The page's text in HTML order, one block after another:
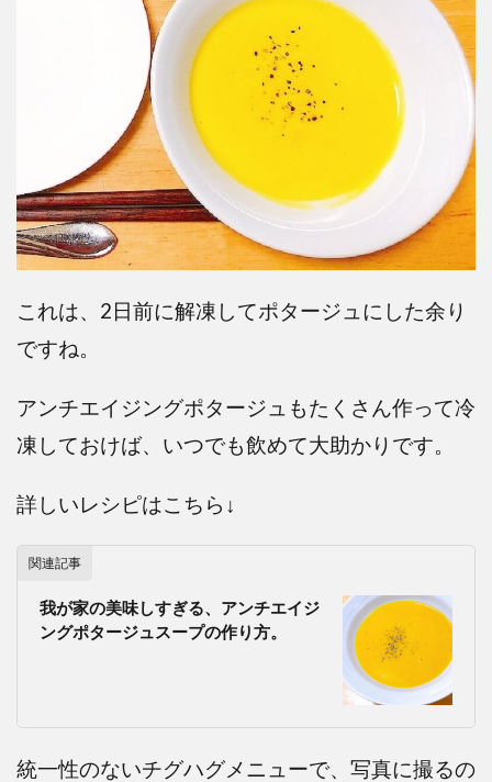
これは、2日前に解凍してポタージュにした余り
ですね。
アンチエイジングポタージュもたくさん作って冷
凍しておけば、いつでも飲めて大助かりです。
詳しいレシピはこちら↓
関連記事
我が家の美味しすぎる、アンチエイジ
ングポタージュスープの作り方。
統一性のないチグハグメニューで、写真に撮るの